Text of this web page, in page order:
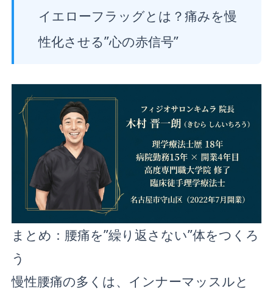
イエローフラッグとは？痛みを慢
性化させる”心の赤信号”
まとめ：腰痛を”繰り返さない”体をつくろ
う
慢性腰痛の多くは、インナーマッスルと